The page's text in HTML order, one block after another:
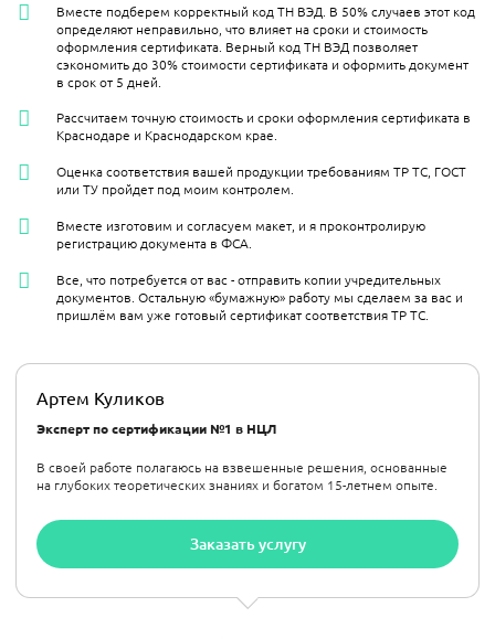
Артем Куликов
Эксперт по сертификации №1 в НЦЛ
В своей работе полагаюсь на взвешенные решения, основанные
на глубоких теоретических знаниях и богатом 15-летнем опыте.
Заказать услугу
Вместе подберем корректный код ТН ВЭД. В 50% случаев этот код
определяют неправильно, что влияет на сроки и стоимость
оформления сертификата. Верный код ТН ВЭД позволяет
сэкономить до 30% стоимости сертификата и оформить документ
в срок от 5 дней.
Рассчитаем точную стоимость и сроки оформления сертификата в
Краснодаре и Краснодарском крае.
Оценка соответствия вашей продукции требованиям ТР ТС, ГОСТ
или ТУ пройдет под моим контролем.
Вместе изготовим и согласуем макет, и я проконтролирую
регистрацию документа в ФСА.
Все, что потребуется от вас - отправить копии учредительных
документов. Остальную «бумажную» работу мы сделаем за вас и
пришлём вам уже готовый сертификат соответствия ТР ТС.